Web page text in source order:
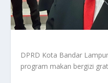
DPRD Kota Bandar
program makan bergizi